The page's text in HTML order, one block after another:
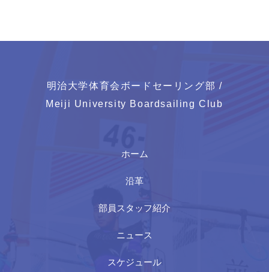
明治大学体育会ボードセーリング部 /
Meiji University Boardsailing Club
ホーム
沿革
部員スタッフ紹介
ニュース
スケジュール